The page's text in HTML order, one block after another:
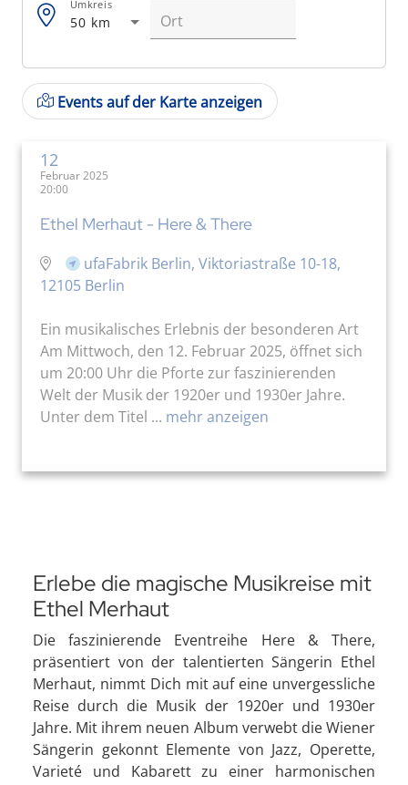
50 km
Umkreis
Events auf der Karte anzeigen
12
Februar 2025
20:00
Ethel Merhaut - Here & There
ufaFabrik Berlin, Viktoriastraße 10-18,
12105 Berlin
Ein musikalisches Erlebnis der besonderen Art
Am Mittwoch, den 12. Februar 2025, öffnet sich
um 20:00 Uhr die Pforte zur faszinierenden
Welt der Musik der 1920er und 1930er Jahre.
Unter dem Titel ... mehr anzeigen
Erlebe die magische Musikreise mit
Ethel Merhaut
Die faszinierende Eventreihe Here & There,
präsentiert von der talentierten Sängerin Ethel
Merhaut, nimmt Dich mit auf eine unvergessliche
Reise durch die Musik der 1920er und 1930er
Jahre. Mit ihrem neuen Album verwebt die Wiener
Sängerin gekonnt Elemente von Jazz, Operette,
Varieté und Kabarett zu einer harmonischen